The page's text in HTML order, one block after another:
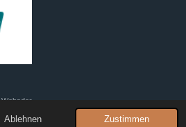
Ablehnen Zustimmen
Webador